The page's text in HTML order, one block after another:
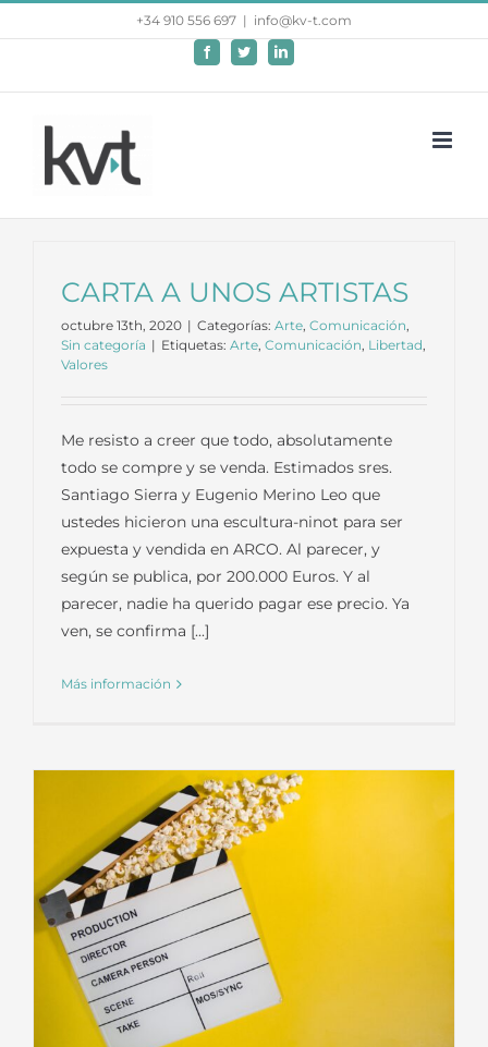
al
+34 910 556 697 | info@kv-t.com
FacebookTwitterLinkedIn
CARTA A UNOS ARTISTAS
octubre 13th, 2020 | Categorías: Arte, Comunicación,
Sin categoría | Etiquetas: Arte, Comunicación, Libertad,
Valores
Me resisto a creer que todo, absolutamente
todo se compre y se venda. Estimados sres.
Santiago Sierra y Eugenio Merino Leo que
ustedes hicieron una escultura-ninot para ser
expuesta y vendida en ARCO. Al parecer, y
según se publica, por 200.000 Euros. Y al
parecer, nadie ha querido pagar ese precio. Ya
ven, se confirma [...]
Más información